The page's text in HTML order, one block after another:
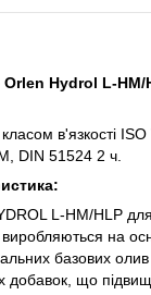
Orlen Hydrol L-HM/
в'язкості
DIN 51524 2 ч.
L-HM/HLP
виробляються на
базових
добавок, що